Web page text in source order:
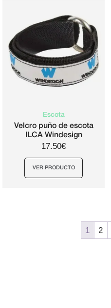
Escota
Velcro puño de escota
ILCA Windesign
17.50€
VER PRODUCTO
1 2